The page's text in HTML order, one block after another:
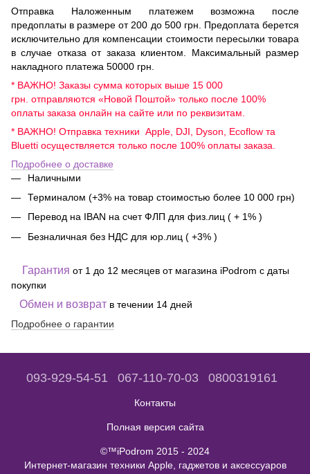
Отправка Наложенным платежем возможна после
предоплаты в размере от 200 до 500 грн. Предоплата берется
исключительно для компенсации стоимости пересылки товара
в случае отказа от заказа клиентом. Максимальный размер
накладного платежа 50000 грн.
* ВАЖНО! Заказы сумма которых выше 15 000
грн. отправляются «Новой Поштой» только после 100%
оплаты заказа онлайн на сайте или по реквизитам.
* ВАЖНО! Отправка техники Apple, DJI, Dyson, Ecoflow та
Bluetti осуществляется только после 100% оплаты заказа.
Подробнее о доставке
Наличными
Терминалом (+3% на товар стоимостью более 10 000 грн)
Перевод на IBAN на счет ФЛП для физ.лиц ( + 1% )
Безналичная без НДС для юр.лиц ( +3% )
Гарантия от 1 до 12 месяцев от магазина iPodrom с даты
покупки
Обмен и возврат в течении 14 дней
Подробнее о гарантии
093-929-54-51 067-110-70-03 0800319161
Контакты
Полная версия сайта
©™iPodrom 2015 - 2024
Интернет-магазин техники Apple, гаджетов и аксессуаров